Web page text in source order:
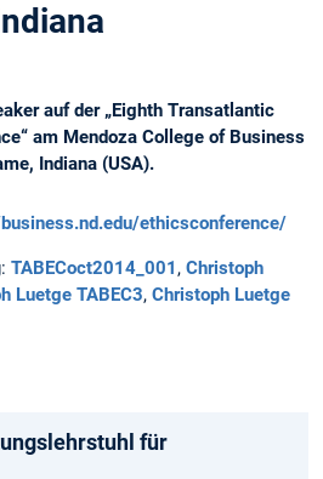
auf der „Eighth Transatlantic
am Mendoza College of Business
Indiana (USA).
ethicsconference/
TABECoct2014_001 , Christoph
Luetge TABEC3, Christoph Luetge
für